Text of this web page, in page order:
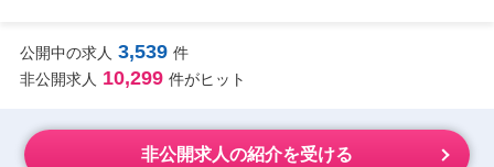
公開中の求人 3,539 件
非公開求人 10,299 件がヒット
非公開求人の紹介を受ける